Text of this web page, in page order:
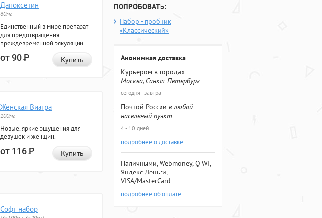
Дапоксетин
60мг
Единственный в мире препарат
для предотвращения
преждевременной эякуляции.
от 90Р Купить
Женская Виагра
100мг
Новые, яркие ощущения для
девушек и женщин.
от 116Р Купить
Софт набор
ПОПРОБОВАТЬ:
Набор - пробник
«Классический»
Анонимная доставка
Курьером в городах
Москва, Санкт-Петербург
сегодня - завтра
Почтой России в любой
населеный пункт
4 - 10 дней
подробнее о доставке
Наличными, Webmoney, QIWI,
Яндекс.Деньги,
VISA/MasterCard
подробнее об оплате